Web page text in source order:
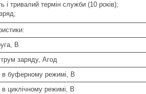
і тривалий термін служби (10 років);
В
заряду, Агод
в буферному режимі, В
циклічному режимі, В